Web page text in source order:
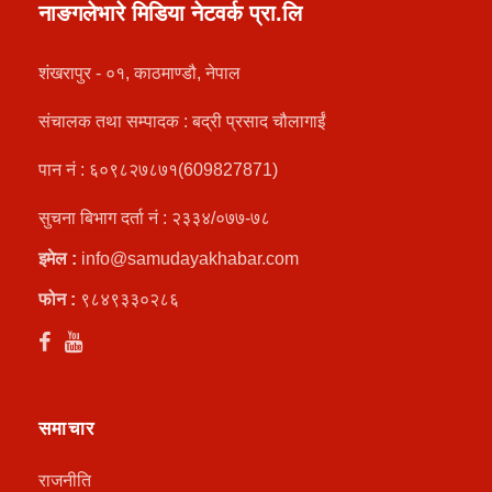
नाङगलेभारे मिडिया नेटवर्क प्रा.लि
शंखरापुर - ०१, काठमाण्डौ, नेपाल
संचालक तथा सम्पादक : बद्री प्रसाद चौलागाईं
पान नं : ६०९८२७८७१(609827871)
सुचना बिभाग दर्ता नं : २३३४/०७७-७८
इमेल : info@samudayakhabar.com
फोन : ९८४९३३०२८६
समाचार
राजनीति